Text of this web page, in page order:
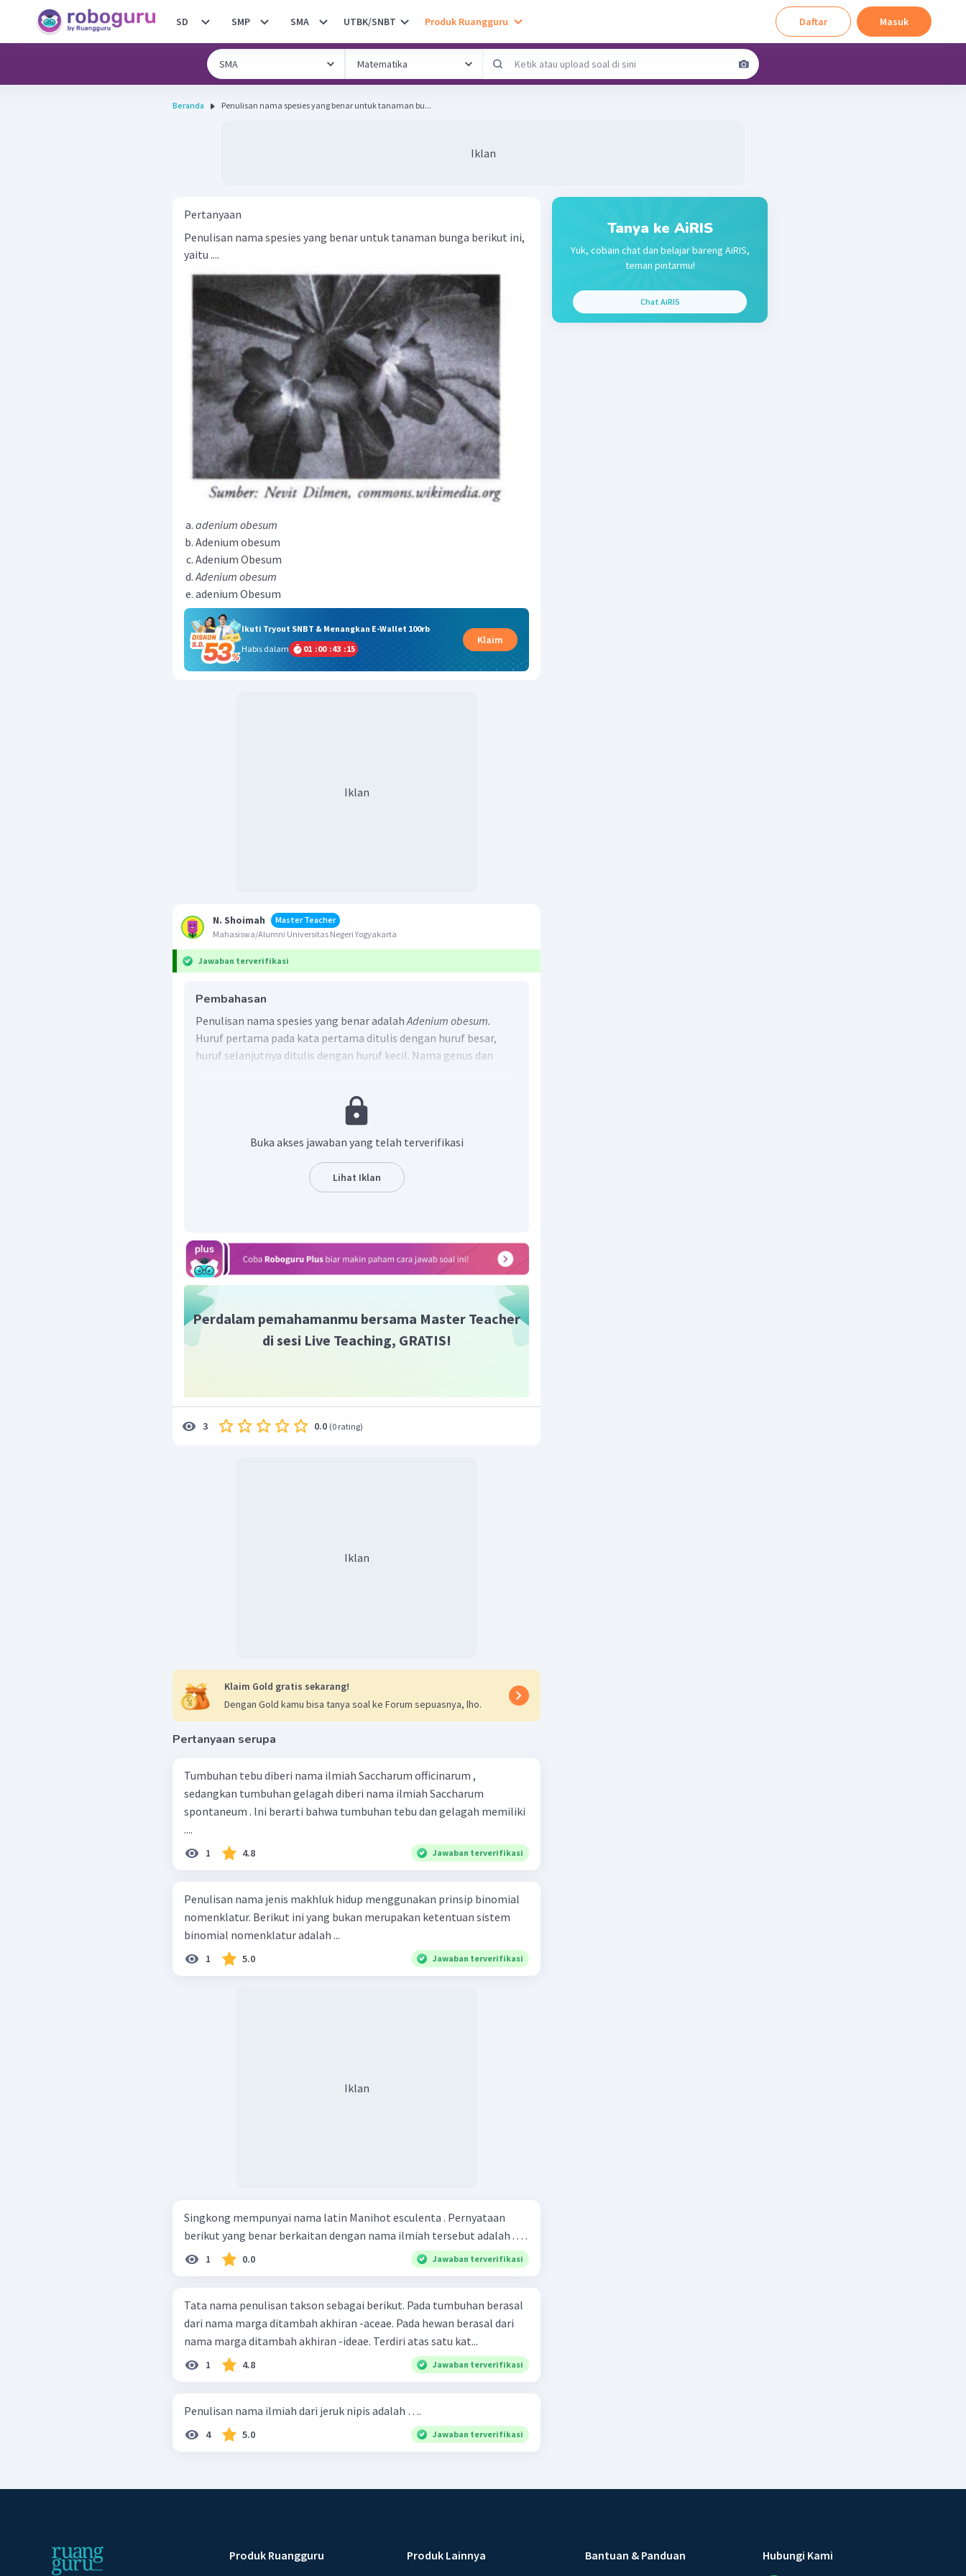
SD SMP SMA UTBK/SNBT Produk Ruangguru Daftar Masuk
Beranda Penulisan nama spesies yang benar untuk tanaman bu...
Iklan
Pertanyaan
Penulisan nama spesies yang benar untuk tanaman bunga berikut ini,
yaitu ....
adenium obesum
Adenium obesum
Adenium Obesum
Adenium obesum
adenium Obesum
Ikuti Tryout SNBT & Menangkan E-Wallet 100rb
Habis dalam
01 :00 :43 :14
Klaim
Iklan
N. Shoimah
Master Teacher
Mahasiswa/Alumni Universitas Negeri Yogyakarta
Jawaban terverifikasi
Pembahasan
Penulisan nama spesies yang benar adalah Adenium obesum.
Huruf pertama pada kata pertama ditulis dengan huruf besar,
huruf selanjutnya ditulis dengan huruf kecil. Nama genus dan
Buka akses jawaban yang telah terverifikasi
Lihat Iklan
Perdalam pemahamanmu bersama Master Teacher
di sesi Live Teaching, GRATIS!
3 0.0 (0 rating)
Iklan
Klaim Gold gratis sekarang!
Dengan Gold kamu bisa tanya soal ke Forum sepuasnya, lho.
Pertanyaan serupa
Tumbuhan tebu diberi nama ilmiah Saccharum officinarum ,
sedangkan tumbuhan gelagah diberi nama ilmiah Saccharum
spontaneum . lni berarti bahwa tumbuhan tebu dan gelagah memiliki
....
1 4.8 Jawaban terverifikasi
Penulisan nama jenis makhluk hidup menggunakan prinsip binomial
nomenklatur. Berikut ini yang bukan merupakan ketentuan sistem
binomial nomenklatur adalah ...
1 5.0 Jawaban terverifikasi
Iklan
Singkong mempunyai nama latin Manihot esculenta . Pernyataan
berikut yang benar berkaitan dengan nama ilmiah tersebut adalah . . . .
1 0.0 Jawaban terverifikasi
Tata nama penulisan takson sebagai berikut. Pada tumbuhan berasal
dari nama marga ditambah akhiran -aceae. Pada hewan berasal dari
nama marga ditambah akhiran -ideae. Terdiri atas satu kat...
1 4.8 Jawaban terverifikasi
Penulisan nama ilmiah dari jeruk nipis adalah ….
4 5.0 Jawaban terverifikasi
Tanya ke AiRIS
Yuk, cobain chat dan belajar bareng AiRIS,
teman pintarmu!
Chat AiRIS
Produk Ruangguru Produk Lainnya Bantuan & Panduan Hubungi Kami